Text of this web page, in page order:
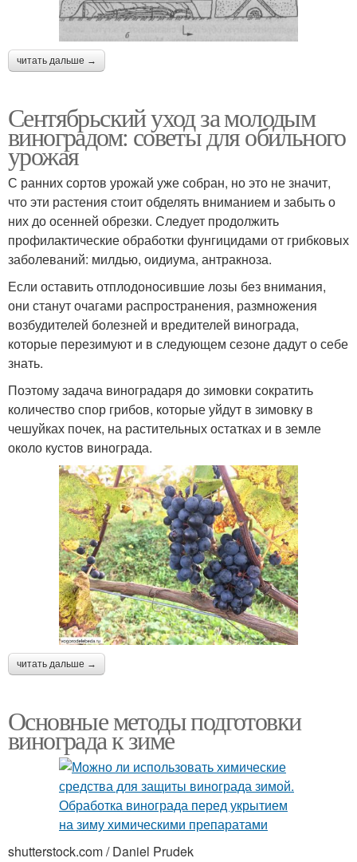
читать дальше →
Сентябрьский уход за молодым
виноградом: советы для обильного
урожая
С ранних сортов урожай уже собран, но это не значит,
что эти растения стоит обделять вниманием и забыть о
них до осенней обрезки. Следует продолжить
профилактические обработки фунгицидами от грибковых
заболеваний: милдью, оидиума, антракноза.
Если оставить отплодоносившие лозы без внимания,
они станут очагами распространения, размножения
возбудителей болезней и вредителей винограда,
которые перезимуют и в следующем сезоне дадут о себе
знать.
Поэтому задача виноградаря до зимовки сократить
количество спор грибов, которые уйдут в зимовку в
чешуйках почек, на растительных остатках и в земле
около кустов винограда.
читать дальше →
Основные методы подготовки
винограда к зиме
shutterstock.com / Daniel Prudek